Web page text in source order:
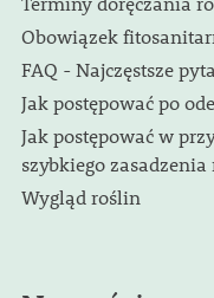
Obowiązek
FAQ - Najczęstsze
Jak postępować po
Jak postępować w
szybkiego zasadzenia
Wygląd roślin